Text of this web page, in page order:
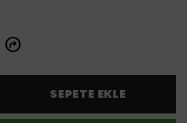
SEPETE EKLE